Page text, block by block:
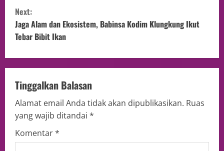
Next:
Jaga Alam dan Ekosistem, Babinsa Kodim Klungkung Ikut
Tebar Bibit Ikan
Tinggalkan Balasan
Alamat email Anda tidak akan dipublikasikan. Ruas
yang wajib ditandai *
Komentar*